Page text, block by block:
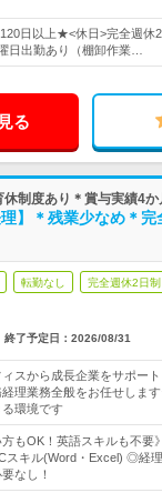
日以上★<休日>完全週休2
日出勤あり（棚卸作業…
る
制度あり＊賞与実績4
】＊残業少なめ＊完
転勤なし 完全週休2日制
終了予定日： 2026/08/31
ィスから成長企業をサポー
理業務全般をお任せしま
環境です
方もOK！英語スキルも不
スキル(Word・Excel) ◎経
なし！